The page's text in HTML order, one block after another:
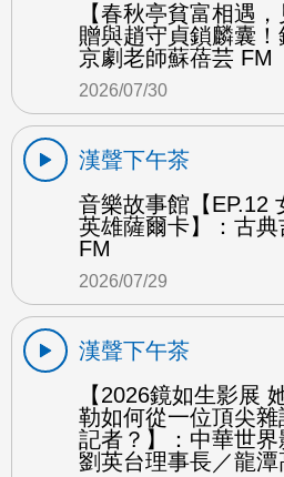
【春秋亭貧富相遇
贈與趙守貞鎖麟囊！
京劇老師蘇蓓芸 FM
2026/07/30
漢聲下午茶
音樂故事館【EP.12
英雄薩爾卡】：古
FM
2026/07/29
漢聲下午茶
【2026鏡如生影展
勒如何從一位頂尖
記者？】：中華世
劉英台理事長／龍